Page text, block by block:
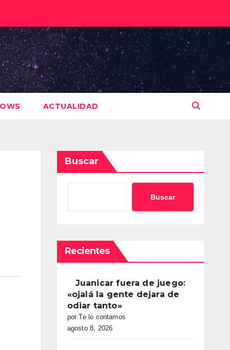
ACTUALIDAD
Buscar
Buscar
Recientes
Juanicar fuera de juego:
«ojalá la gente dejara de
odiar tanto»
por Te lo contamos
agosto 8, 2026